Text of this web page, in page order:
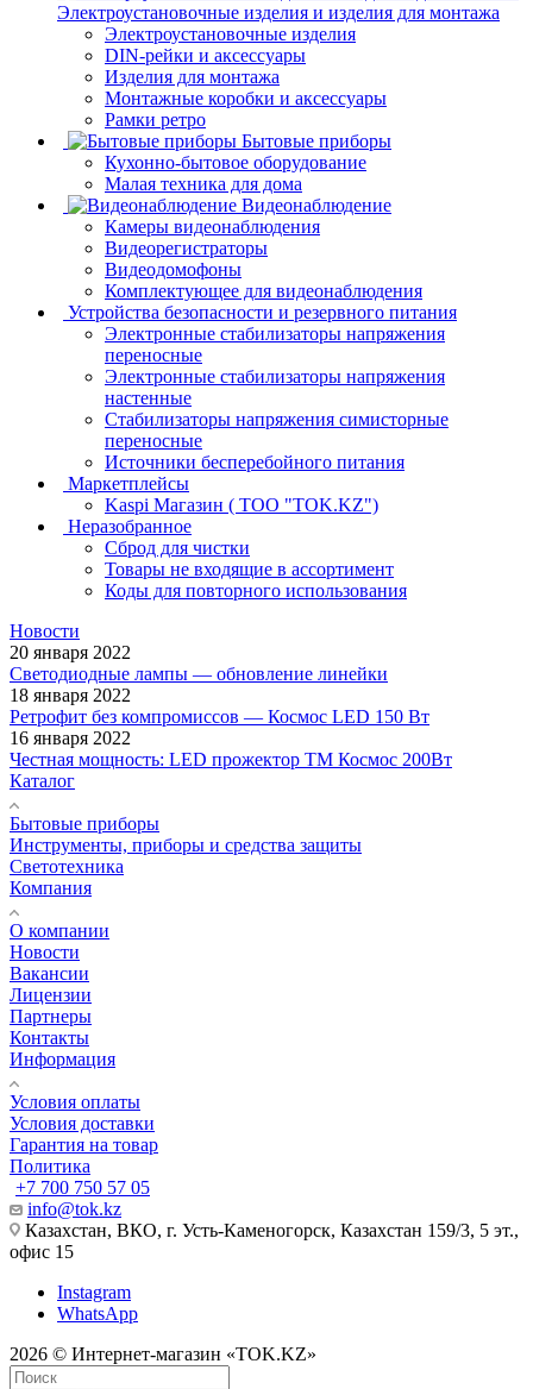
Электроустановочные изделия и изделия для монтажа
Электроустановочные изделия
DIN-рейки и аксессуары
Изделия для монтажа
Монтажные коробки и аксессуары
Рамки ретро
Бытовые приборы
Кухонно-бытовое оборудование
Малая техника для дома
Видеонаблюдение
Камеры видеонаблюдения
Видеорегистраторы
Видеодомофоны
Комплектующее для видеонаблюдения
Устройства безопасности и резервного питания
Электронные стабилизаторы напряжения
переносные
Электронные стабилизаторы напряжения
настенные
Стабилизаторы напряжения симисторные
переносные
Источники бесперебойного питания
Маркетплейсы
Kaspi Магазин ( ТОО "TOK.KZ")
Неразобранное
Сброд для чистки
Товары не входящие в ассортимент
Коды для повторного использования
Новости
20 января 2022
Светодиодные лампы — обновление линейки
18 января 2022
Ретрофит без компромиссов — Космос LED 150 Вт
16 января 2022
Честная мощность: LED прожектор ТМ Космос 200Вт
Каталог
Бытовые приборы
Инструменты, приборы и средства защиты
Светотехника
Компания
О компании
Новости
Вакансии
Лицензии
Партнеры
Контакты
Информация
Условия оплаты
Условия доставки
Гарантия на товар
Политика
+7 700 750 57 05
info@tok.kz
Казахстан, ВКО, г. Усть-Каменогорск, Казахстан 159/3, 5 эт.,
офис 15
Instagram
WhatsApp
2026 © Интернет-магазин «TOK.KZ»